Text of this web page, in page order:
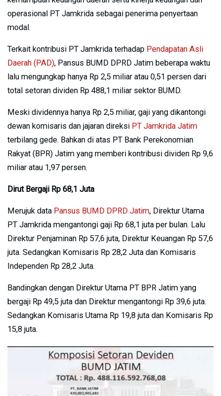
operasional PT Jamkrida sebagai penerima penyertaan
modal.
Terkait kontribusi PT Jamkrida terhadap Pendapatan Asli
Daerah (PAD), Pansus BUMD DPRD Jatim beberapa waktu
lalu mengungkap hanya Rp 2,5 miliar atau 0,51 persen dari
total setoran dividen Rp 488,1 miliar sektor BUMD.
Meski dividennya hanya Rp 2,5 miliar, gaji yang dikantongi
dewan komisaris dan jajaran direksi PT Jamkrida Jatim
terbilang gede. Bahkan di atas PT Bank Perekonomian
Rakyat (BPR) Jatim yang memberi kontribusi dividen Rp 9,6
miliar atau 1,97 persen.
Dirut Bergaji Rp 68,1 Juta
Merujuk data Pansus BUMD DPRD Jatim, Direktur Utama
PT Jamkrida mengantongi gaji Rp 68,1 juta per bulan. Lalu
Direktur Penjaminan Rp 57,6 juta, Direktur Keuangan Rp 57,6
juta. Sedangkan Komisaris Rp 28,2 Juta dan Komisaris
Independen Rp 28,2 Juta.
Bandingkan dengan Direktur Utama PT BPR Jatim yang
bergaji Rp 49,5 juta dan Direktur mengantongi Rp 39,6 juta.
Sedangkan Komisaris Utama Rp 19,8 juta dan Komisaris Rp
15,8 juta.